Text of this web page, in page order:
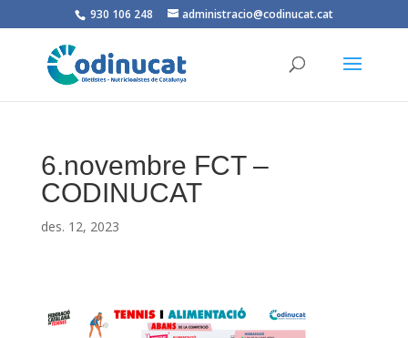
930 106 248 administracio@codinucat.cat
6.novembre FCT –
CODINUCAT
des. 12, 2023